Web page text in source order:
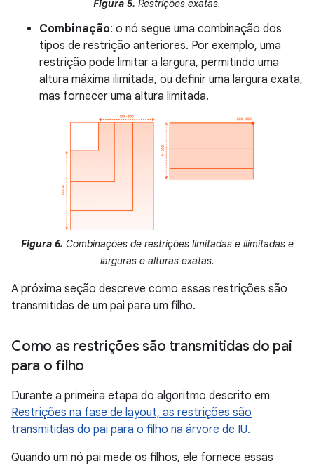
Figura 5. Restrições exatas.
Combinação: o nó segue uma combinação dos
tipos de restrição anteriores. Por exemplo, uma
restrição pode limitar a largura, permitindo uma
altura máxima ilimitada, ou definir uma largura exata,
mas fornecer uma altura limitada.
Figura 6. Combinações de restrições limitadas e ilimitadas e
larguras e alturas exatas.
A próxima seção descreve como essas restrições são
transmitidas de um pai para um filho.
Como as restrições são transmitidas do pai
para o filho
Durante a primeira etapa do algoritmo descrito em
Restrições na fase de layout, as restrições são
transmitidas do pai para o filho na árvore de IU.
Quando um nó pai mede os filhos, ele fornece essas